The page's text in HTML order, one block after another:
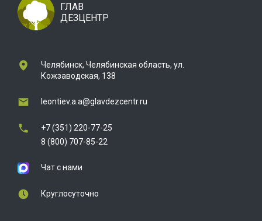
ГЛАВ
ДЕЗЦЕНТР
Челябинск, Челябинская область, ул.
Кожзаводская, 138
leontiev.a.a@glavdezcentr.ru
+7 (351) 220-77-25
8 (800) 707-85-22
Чат с нами
Круглосуточно